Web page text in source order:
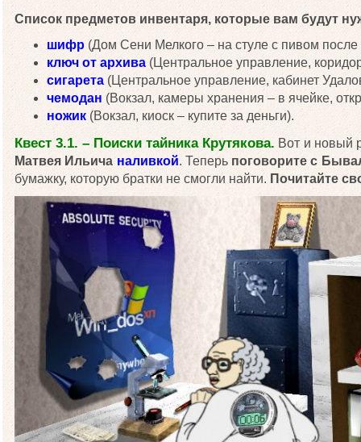
Список предметов инвентаря, которые вам будут
шифр (Дом Сени Мелкого – на стуле с пивом после
ключ от архива (Центральное управление,
сигарета (Центральное управление, кабинет
чемодан (Вокзал, камеры хранения – в ячейке,
ножик (Вокзал, киоск – купите за деньги).
Квест 3.1. – Поиски тайника Крутякова. Вот и новый
Матвея Ильича наливкой. Теперь поговорите с
бумажку, которую братки не смогли найти. Почитайте